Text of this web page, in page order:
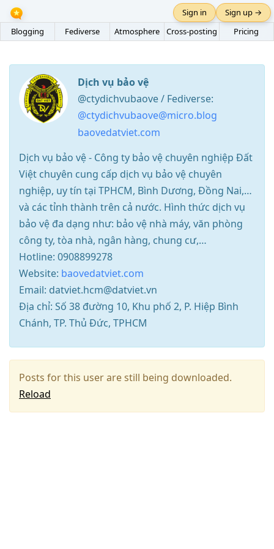
Blogging Fediverse Atmosphere Cross-posting Pricing
Sign in Sign up →
Dịch vụ bảo vệ
@ctydichvubaove / Fediverse:
@ctydichvubaove@micro.blog
baovedatviet.com
Dịch vụ bảo vệ - Công ty bảo vệ chuyên nghiệp Đất
Việt chuyên cung cấp dịch vụ bảo vệ chuyên
nghiệp, uy tín tại TPHCM, Bình Dương, Đồng Nai,…
và các tỉnh thành trên cả nước. Hình thức dịch vụ
bảo vệ đa dạng như: bảo vệ nhà máy, văn phòng
công ty, tòa nhà, ngân hàng, chung cư,…
Hotline: 0908899278
Website: baovedatviet.com
Email: datviet.hcm@datviet.vn
Địa chỉ: Số 38 đường 10, Khu phố 2, P. Hiệp Bình
Chánh, TP. Thủ Đức, TPHCM
Posts for this user are still being downloaded.
Reload